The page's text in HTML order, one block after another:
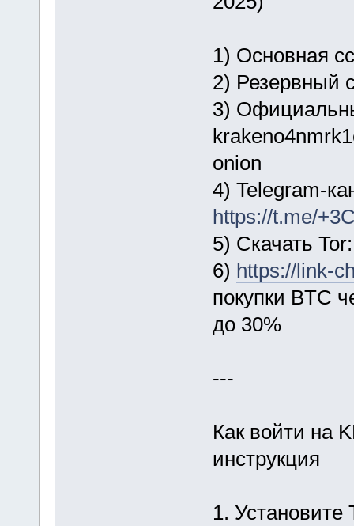
1) Основная
2) Резервный
3)
onion
4) Telegram-
https://t.me/
5) Скачать
6) https://link-
покупки BTC
до 30%
---
Как войти на
инструкция
1. Установите